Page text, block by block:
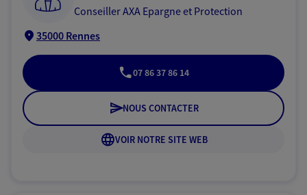
Conseiller AXA Epargne et Protection
35000 Rennes
07 86 37 86 14
NOUS CONTACTER
VOIR NOTRE SITE WEB